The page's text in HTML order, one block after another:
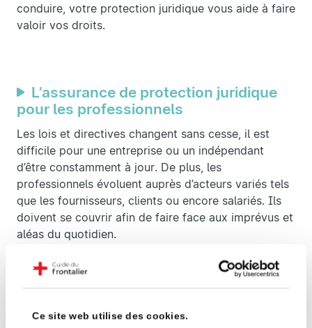
Ce site web utilise des cookies.
conduire, votre protection juridique vous aide à faire
valoir vos droits.
L’assurance de protection juridique
pour les professionnels
Les lois et directives changent sans cesse, il est
difficile pour une entreprise ou un indépendant
d’être constamment à jour. De plus, les
professionnels évoluent auprès d’acteurs variés tels
que les fournisseurs, clients ou encore salariés. Ils
doivent se couvrir afin de faire face aux imprévus et
aléas du quotidien.
Avec une protection juridique professionnelle,
l’assuré est couvert de manière complète : les
dédiées, les frais d’avocat et d’expertise sont